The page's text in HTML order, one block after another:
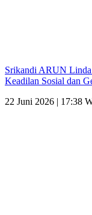
Srikandi ARUN
Keadilan Sosial dan
22 Juni 2026 | 17:38